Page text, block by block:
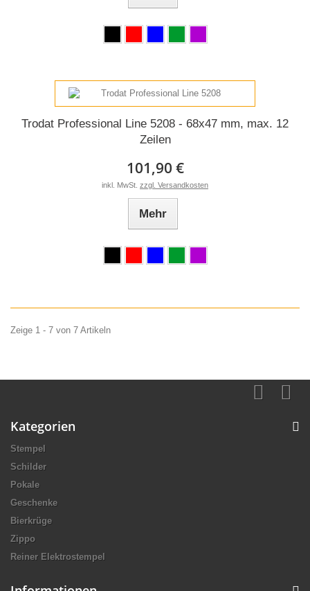
Trodat Professional Line 5208 - 68x47 mm, max. 12
Zeilen
101,90 €
inkl. MwSt. zzgl. Versandkosten
Mehr
Zeige 1 - 7 von 7 Artikeln
Kategorien
Stempel
Schilder
Pokale
Geschenke
Bierkrüge
Zippo
Reiner Elektrostempel